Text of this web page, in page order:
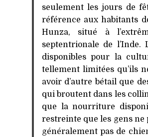
seulement les jours de
référence aux habitants
Hunza, situé à
septentrionale de l’Inde.
disponibles pour la
tellement limitées qu’ils
avoir d’autre bétail que
qui broutent dans les
que la nourriture
restreinte que les gens ne
généralement pas de